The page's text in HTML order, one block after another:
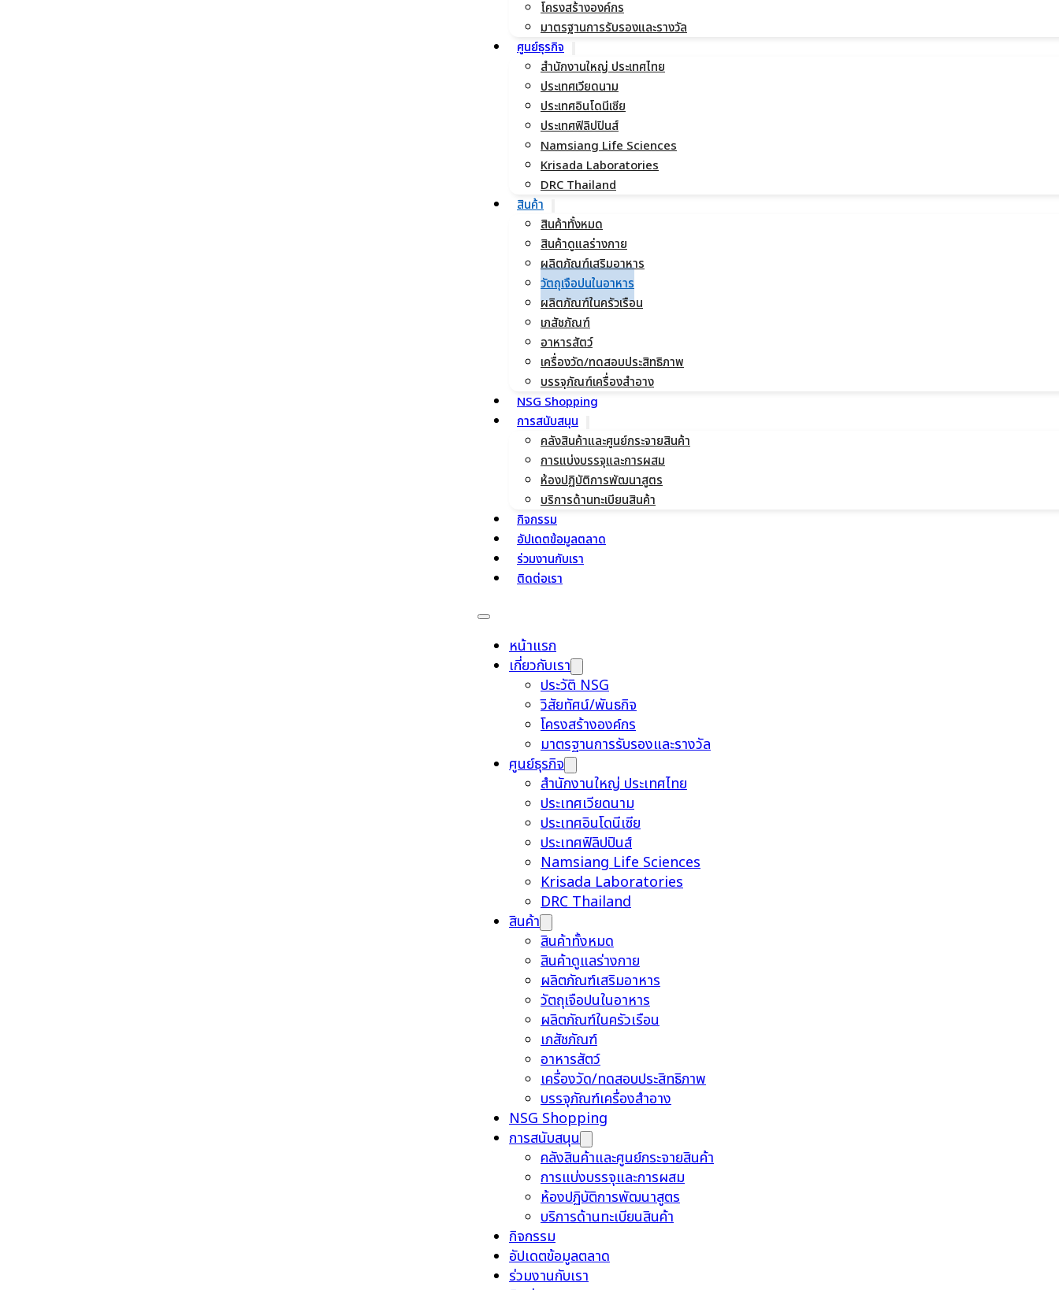
โครงสร้างองค์กร
มาตรฐานการรับรองและรางวัล
ศูนย์ธุรกิจ
สำนักงานใหญ่ ประเทศไทย
ประเทศเวียดนาม
ประเทศอินโดนีเซีย
ประเทศฟิลิปปินส์
Namsiang Life Sciences
Krisada Laboratories
DRC Thailand
สินค้า
สินค้าทั้งหมด
สินค้าดูแลร่างกาย
ผลิตภัณฑ์เสริมอาหาร
วัตถุเจือปนในอาหาร
ผลิตภัณฑ์ในครัวเรือน
เภสัชภัณฑ์
อาหารสัตว์
เครื่องวัด/ทดสอบประสิทธิภาพ
บรรจุภัณฑ์เครื่องสำอาง
NSG Shopping
การสนับสนุน
คลังสินค้าและศูนย์กระจายสินค้า
การแบ่งบรรจุและการผสม
ห้องปฏิบัติการพัฒนาสูตร
บริการด้านทะเบียนสินค้า
กิจกรรม
อัปเดตข้อมูลตลาด
ร่วมงานกับเรา
ติดต่อเรา
หน้าแรก
เกี่ยวกับเรา
ประวัติ NSG
วิสัยทัศน์/พันธกิจ
โครงสร้างองค์กร
มาตรฐานการรับรองและรางวัล
ศูนย์ธุรกิจ
สำนักงานใหญ่ ประเทศไทย
ประเทศเวียดนาม
ประเทศอินโดนีเซีย
ประเทศฟิลิปปินส์
Namsiang Life Sciences
Krisada Laboratories
DRC Thailand
สินค้า
สินค้าทั้งหมด
สินค้าดูแลร่างกาย
ผลิตภัณฑ์เสริมอาหาร
วัตถุเจือปนในอาหาร
ผลิตภัณฑ์ในครัวเรือน
เภสัชภัณฑ์
อาหารสัตว์
เครื่องวัด/ทดสอบประสิทธิภาพ
บรรจุภัณฑ์เครื่องสำอาง
NSG Shopping
การสนับสนุน
คลังสินค้าและศูนย์กระจายสินค้า
การแบ่งบรรจุและการผสม
ห้องปฏิบัติการพัฒนาสูตร
บริการด้านทะเบียนสินค้า
กิจกรรม
อัปเดตข้อมูลตลาด
ร่วมงานกับเรา